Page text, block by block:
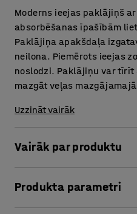
Moderns ieejas paklājiņš
absorbēšanas īpašībām
Paklājiņa apakšdaļa
neilona. Piemērots ieejas
noslodzi. Paklājiņu var tīrīt
mazgāt veļas
Uzzināt vairāk
Vairāk par produktu
novērš mitruma
Produkta parametri